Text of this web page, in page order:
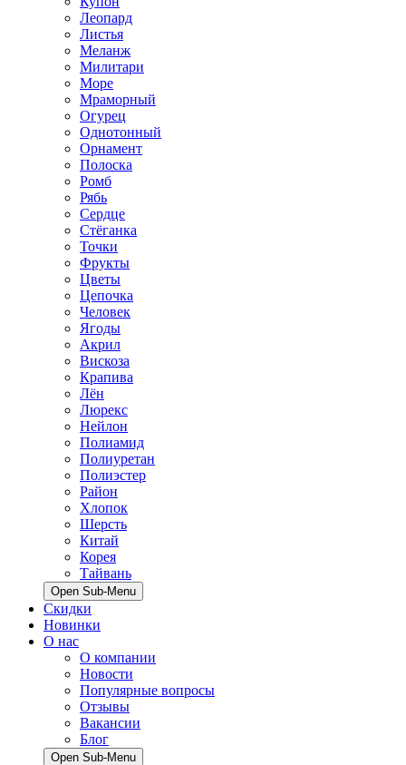
Леопард
Листья
Меланж
Милитари
Море
Мраморный
Огурец
Однотонный
Орнамент
Полоска
Ромб
Рябь
Сердце
Стёганка
Точки
Фрукты
Цветы
Цепочка
Человек
Ягоды
Акрил
Вискоза
Крапива
Лён
Люрекс
Нейлон
Полиамид
Полиуретан
Полиэстер
Район
Хлопок
Шерсть
Китай
Корея
Тайвань
Open Sub-Menu
Скидки
Новинки
О нас
О компании
Новости
Популярные вопросы
Отзывы
Вакансии
Блог
Open Sub-Menu